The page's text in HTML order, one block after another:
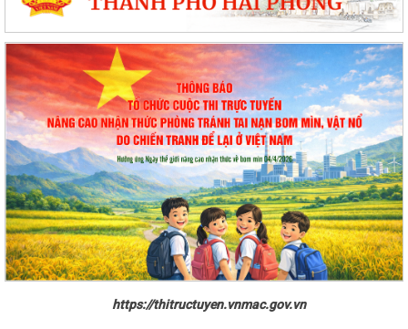
https://thitructuyen.vnmac.gov.vn